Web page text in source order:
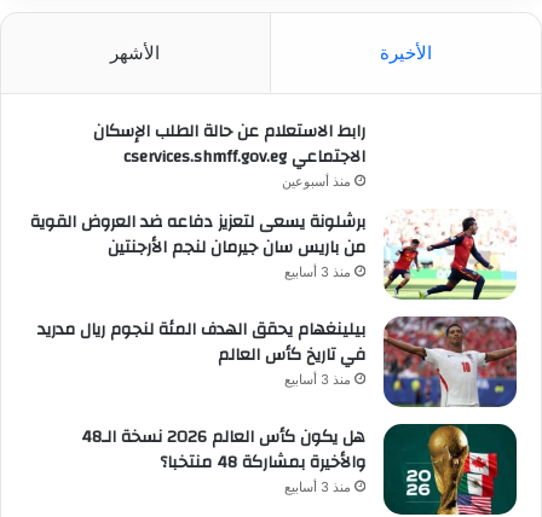
الأخيرة الأشهر
رابط الاستعلام عن حالة الطلب الإسكان
الاجتماعي cservices.shmff.gov.eg
منذ أسبوعين
برشلونة يسعى لتعزيز دفاعه ضد العروض القوية
من باريس سان جيرمان لنجم الأرجنتين
منذ 3 أسابيع
بيلينغهام يحقق الهدف المئة لنجوم ريال مدريد
في تاريخ كأس العالم
منذ 3 أسابيع
هل يكون كأس العالم 2026 نسخة الـ48
والأخيرة بمشاركة 48 منتخبا؟
منذ 3 أسابيع